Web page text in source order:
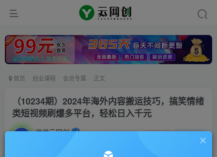
首页 创业课程 会员专属 正文
（10234期）2024年海外内容搬运技巧，搞笑情绪
类短视频刷爆多平台，轻松日入千元
优优云网创 私信